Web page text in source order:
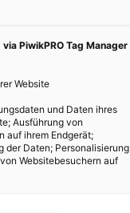
man möchte in
Lastspitzen
wenn
benötigt wird.
die ersten
können
sie nachts
PiwikPRO Tag Manager
Website
und Daten ihres
Ausführung von
auf ihrem Endgerät;
der Daten; Personalisierung
Websitebesuchern auf